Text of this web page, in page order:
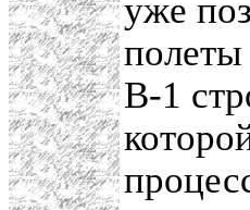
уже
В-1